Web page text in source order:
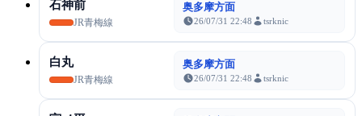
石神前
JR青梅線
奥多摩方面
26/07/31 22:48 tsrknic
白丸
JR青梅線
奥多摩方面
26/07/31 22:48 tsrknic